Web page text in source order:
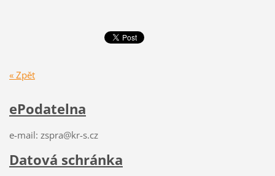
« Zpět
ePodatelna
e-mail: zspra@kr-s.cz
Datová schránka